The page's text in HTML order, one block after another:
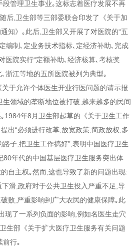
管理卫生事业｡这标志着医疗发展不再
后,卫生部等三部委联合印发了《关于加
知》｡此后,卫生部又开展了对医院的“五
编制､定业务技术指标､定经济补助､完成
医院实行“定额补助､经济核算､考核奖
､浙江等地的五所医院被列为典型｡
于允许个体医生开业行医问题的请示报
领域的垄断地位被打破,越来越多的民间
1984年8月卫生部起草的《关于卫生工作
出“必须进行改革,放宽政策,简政放权,多
子,把卫生工作搞好”,表明中国医疗卫生
年代的中国基层医疗卫生服务突出体
自主权｡然而,这也导致了新的问题出现:
滑,政府对于公共卫生投入严重不足,导
败,严重影响到广大农民的健康保障｡此
现了一系列负面的影响,例如名医生走穴
生部《关于扩大医疗卫生服务有关问题
前行｡